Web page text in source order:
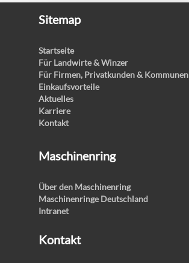
Sitemap
Startseite
Für Landwirte & Winzer
Für Firmen, Privatkunden & Kommunen
Einkaufsvorteile
Aktuelles
Karriere
Kontakt
Maschinenring
Über den Maschinenring
Maschinenringe Deutschland
Intranet
Kontakt